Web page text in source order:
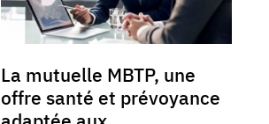
La mutuelle MBTP, une
offre santé et prévoyance